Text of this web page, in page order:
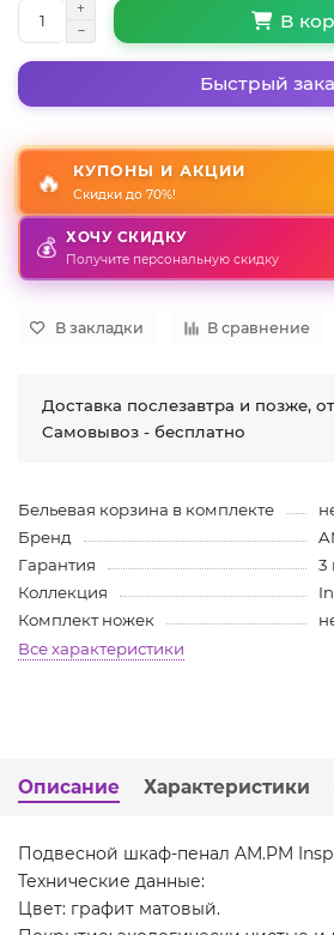
В
Быстрый
🔥 КУПОНЫ И АКЦИИ
Скидки до 70%!
💰 ХОЧУ СКИДКУ
Получите персональную скидку
В закладки В сравнение
Доставка послезавтра и позже, от
Самовывоз - бесплатно
Бельевая корзина в комплекте
Бренд
Гарантия
3
Коллекция
Комплект ножек
Все характеристики
Описание Характеристики
Подвесной шкаф-пенал AM.PM
Технические данные:
Цвет: графит матовый.